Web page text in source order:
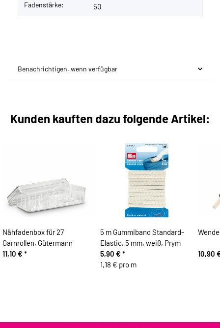
Fadenstärke: 50
Benachrichtigen, wenn verfügbar
Kunden kauften dazu folgende Artikel:
Nähfadenbox für 27
Garnrollen, Gütermann
11,10 € *
5 m Gummiband Standard-
Elastic, 5 mm, weiß, Prym
5,90 € *
1,18 € pro m
10,90